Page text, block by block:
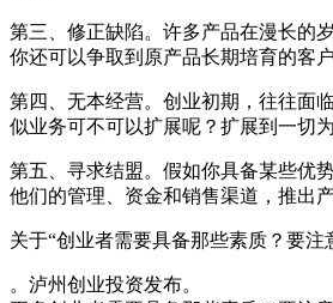
第三、修正缺陷。许多产品在漫长的
你还可以争取到原产品长期培育的客户
第四、无本经营。创业初期，往往面
似业务可不可以扩展呢？扩展到一切
第五、寻求结盟。假如你具备某些优
他们的管理、资金和销售渠道，推出
关于“创业者需要具备那些素质？要
。泸州创业投资发布。